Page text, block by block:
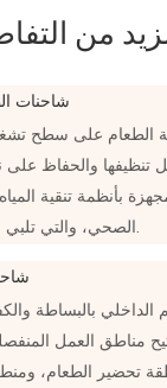
من
الطعام على سطح
تنظيفها والحفاظ على
بأنظمة تنقية
الصحي، والتي تلبي معايير النظافة الغذائية.
الداخلي بالبساطة
مناطق العمل
تحضير الطعام،